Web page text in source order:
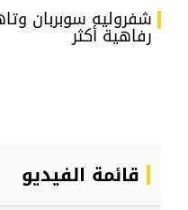
شفروليه سوبربان
رفاهية أكثر
قائمة الفيديو